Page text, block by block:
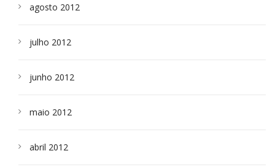
agosto 2012
julho 2012
junho 2012
maio 2012
abril 2012